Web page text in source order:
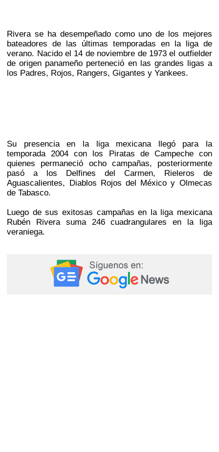
Rivera se ha desempeñado como uno de los mejores
bateadores de las últimas temporadas en la liga de
verano. Nacido el 14 de noviembre de 1973 el outfielder
de origen panameño perteneció en las grandes ligas a
los Padres, Rojos, Rangers, Gigantes y Yankees.
Su presencia en la liga mexicana llegó para la
temporada 2004 con los Piratas de Campeche con
quienes permaneció ocho campañas, posteriormente
pasó a los Delfines del Carmen, Rieleros de
Aguascalientes, Diablos Rojos del México y Olmecas
de Tabasco.
Luego de sus exitosas campañas en la liga mexicana
Rubén Rivera suma 246 cuadrangulares en la liga
veraniega.